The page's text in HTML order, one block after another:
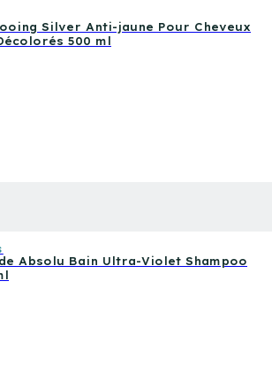
Silver Anti-jaune Pour Cheveux
500 ml
Absolu Bain Ultra-Violet Shampoo